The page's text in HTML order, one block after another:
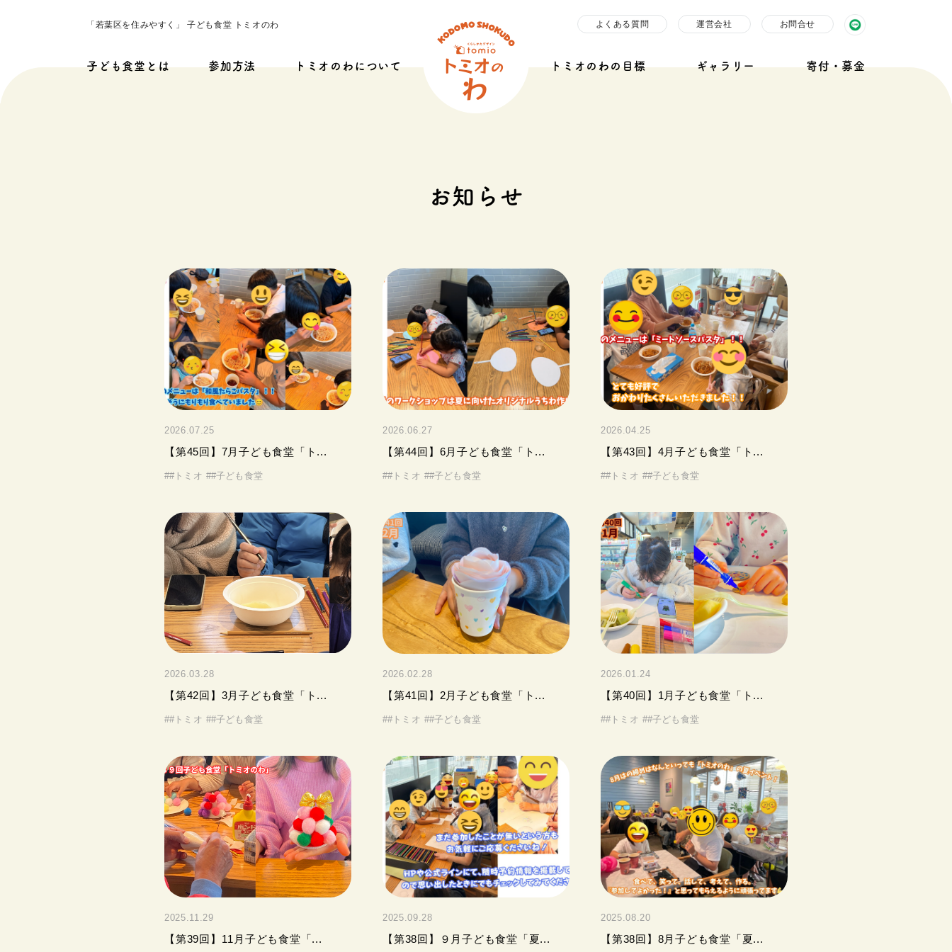
「若葉区を住みやすく」 子ども食堂 トミオのわ よくある質問 運営会社 お問合せ
子ども食堂とは 参加方法 トミオのわについて トミオのわの目標 ギャラリー 寄付・募金
お知らせ
2026.07.25
【第45回】7月子ども食堂「ト...
##トミオ ##子ども食堂
2026.06.27
【第44回】6月子ども食堂「ト...
##トミオ ##子ども食堂
2026.04.25
【第43回】4月子ども食堂「ト...
##トミオ ##子ども食堂
2026.03.28
【第42回】3月子ども食堂「ト...
##トミオ ##子ども食堂
2026.02.28
【第41回】2月子ども食堂「ト...
##トミオ ##子ども食堂
2026.01.24
【第40回】1月子ども食堂「ト...
##トミオ ##子ども食堂
2025.11.29
【第39回】11月子ども食堂「...
2025.09.28
【第38回】９月子ども食堂「夏...
2025.08.20
【第38回】8月子ども食堂「夏...